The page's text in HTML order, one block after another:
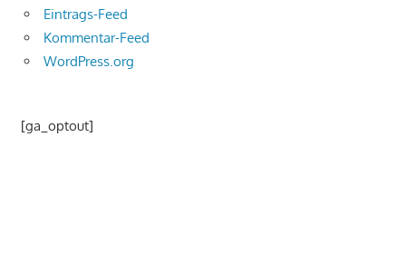
Eintrags-Feed
Kommentar-Feed
WordPress.org
[ga_optout]